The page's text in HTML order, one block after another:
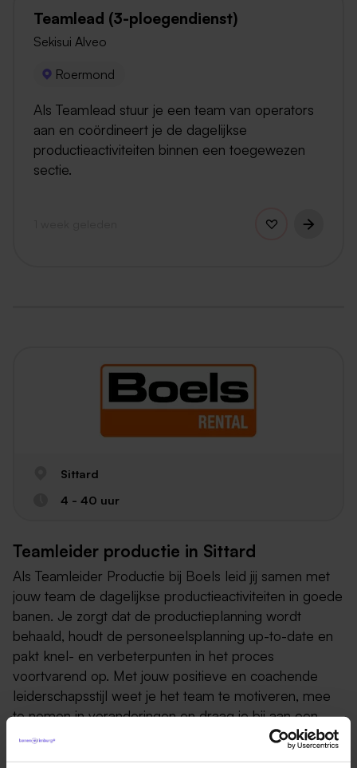
Teamlead (3-ploegendienst)
Sekisui Alveo
Roermond
Als Teamlead stuur je een team van operators
aan en coördineert je de dagelijkse
productieactiviteiten binnen een toegewezen
sectie.
Sittard
4 - 40 uur
Teamleider productie in Sittard
Als Teamleider Productie bij Boels leid jij samen met
jouw team de dagelijkse productieactiviteiten in goede
banen. Je zorgt dat de productieplanning wordt
behaald, houdt de personeelsplanning up-to-date en
pakt knel- en verbeterpunten in het proces
voortvarend op. Met jouw positieve en coachende
leiderschapsstijl weet je het team te motiveren, mee
te nemen in veranderingen en draag je bij aan een
prettige en veilige werkomgeving. Je werkt nauw
samen met verschillende afdelingen om de productie